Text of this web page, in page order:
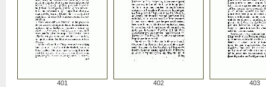
401 402 403